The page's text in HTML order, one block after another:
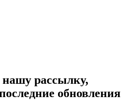
рассылку,
обновления